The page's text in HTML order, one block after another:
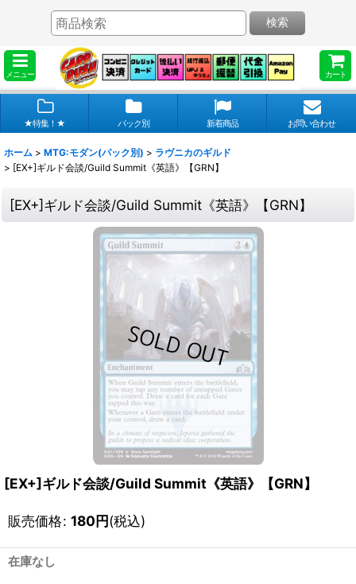
メニュー カート
検索
★特集！★ パック別 新着商品 お問い合わせ
ホーム > MTG:モダン(パック別) > ラヴニカのギルド
> [EX+]ギルド会談/Guild Summit《英語》【GRN】
[EX+]ギルド会談/Guild Summit《英語》【GRN】
[EX+]ギルド会談/Guild Summit《英語》【GRN】
販売価格: 180円(税込)
在庫なし